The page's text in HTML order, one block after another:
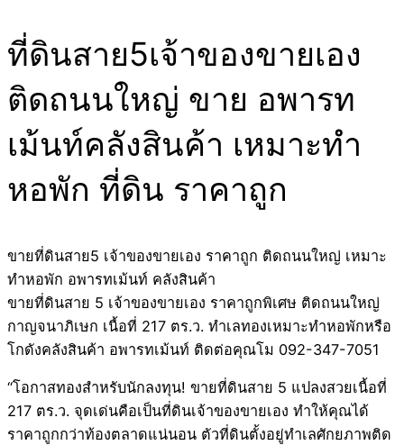
ที่ดินสาย5เจ้าของขายเอง
ติดถนนใหญ่ ขาย อพารท
เม้นท์คลังสินค้า เหมาะทำ
หอพัก ที่ดิน ราคาถูก
ขายที่ดินสาย5 เจ้าของขายเอง ราคาถูก ติดถนนใหญ่ เหมาะ
ทำหอพัก อพารทเม้นท์ คลังสินค้า
ขายที่ดินสาย 5 เจ้าของขายเอง ราคาถูกพิเศษ ติดถนนใหญ่
กาญจนาภิเษก เนื้อที่ 217 ตร.ว. ทำเลทองเหมาะทำหอพักหรือ
โกดังคลังสินค้า อพารทเม้นท์ ติดต่อคุณโม 092-347-7051
“โอกาสทองสำหรับนักลงทุน! ขายที่ดินสาย 5 แปลงสวยเนื้อที่
217 ตร.ว. จุดเด่นคือเป็นที่ดินเจ้าของขายเอง ทำให้คุณได้
ราคาถูกกว่าท้องตลาดแน่นอน ตัวที่ดินตั้งอยู่ทำเลศักยภาพติด